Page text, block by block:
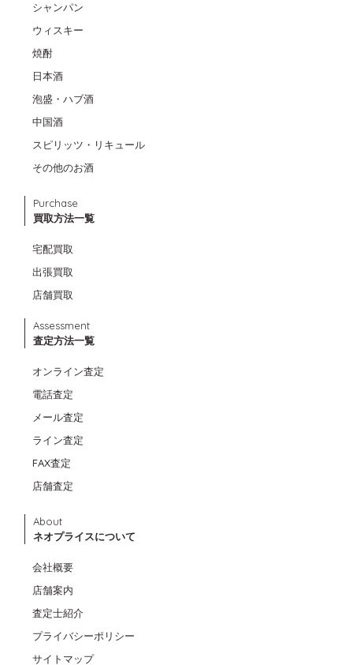
シャンパン
ウィスキー
焼酎
日本酒
泡盛・ハブ酒
中国酒
スピリッツ・リキュール
その他のお酒
Purchase
買取方法一覧
宅配買取
出張買取
店舗買取
Assessment
査定方法一覧
オンライン査定
電話査定
メール査定
ライン査定
FAX査定
店舗査定
About
ネオプライスについて
会社概要
店舗案内
査定士紹介
プライバシーポリシー
サイトマップ